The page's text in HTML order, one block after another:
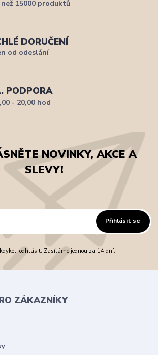
15000 produktů
DORUČENÍ
od odeslání
PODPORA
- 20,00 hod
NOVINKY, AKCE A
SLEVY!
Přihlásit se
kdykoli odhlásit. Zasíláme jednou za 14 dní.
ZÁKAZNÍKY